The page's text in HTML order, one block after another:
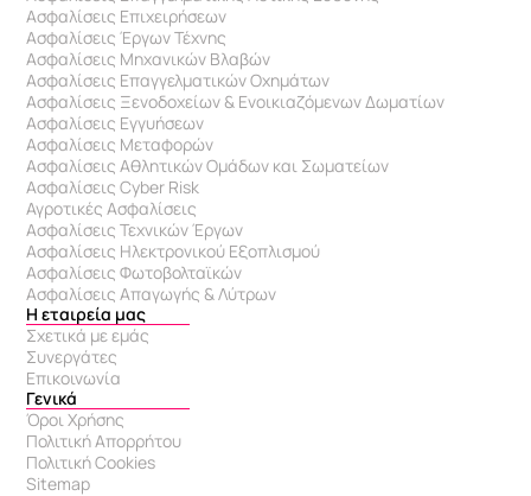
Ασφαλίσεις Επιχειρήσεων
Ασφαλίσεις Έργων Τέχνης
Ασφαλίσεις Μηχανικών Βλαβών
Ασφαλίσεις Επαγγελματικών Οχημάτων
Ασφαλίσεις Ξενοδοχείων & Eνοικιαζόμενων Δωματίων
Ασφαλίσεις Εγγυήσεων
Ασφαλίσεις Μεταφορών
Ασφαλίσεις Αθλητικών Ομάδων και Σωματείων
Ασφαλίσεις Cyber Risk
Αγροτικές Ασφαλίσεις
Ασφαλίσεις Τεχνικών Έργων
Ασφαλίσεις Ηλεκτρονικού Εξοπλισμού
Ασφαλίσεις Φωτοβολταϊκών
Ασφαλίσεις Απαγωγής & Λύτρων
Η εταιρεία μας
Σχετικά με εμάς
Συνεργάτες
Επικοινωνία
Γενικά
Όροι Χρήσης
Πολιτική Απορρήτου
Πολιτική Cookies
Sitemap